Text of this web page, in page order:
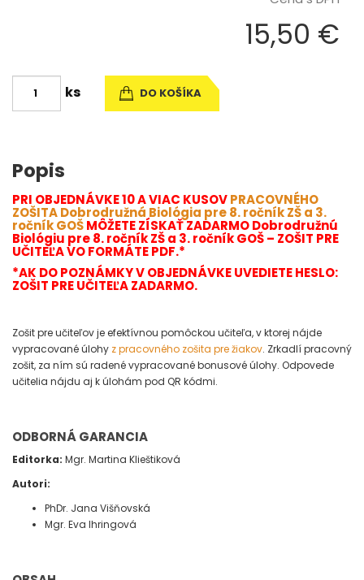
15,50 €
ks DO KOŠÍKA
Popis
PRI OBJEDNÁVKE 10 A VIAC KUSOVPRACOVNÉHO
ZOŠITA Dobrodružná Biológia pre 8. ročník ZŠ a 3.
ročník GOŠMÔŽETE ZÍSKAŤ ZADARMO Dobrodružnú
Biológiu pre 8. ročník ZŠ a 3. ročník GOŠ – ZOŠIT PRE
UČITEĽA VO FORMÁTE PDF.*
*AK DO POZNÁMKY V OBJEDNÁVKE UVEDIETE HESLO:
ZOŠIT PRE UČITEĽA ZADARMO.
Zošit pre učiteľov je efektívnou pomôckou učiteľa, v ktorej nájde
vypracované úlohy z pracovného zošita pre žiakov. Zrkadlí pracovný
zošit, za ním sú radené vypracované bonusové úlohy. Odpovede
učitelia nájdu aj k úlohám pod QR kódmi.
ODBORNÁ GARANCIA
Editorka: Mgr. Martina Klieštiková
Autori:
PhDr. Jana Višňovská
Mgr. Eva Ihringová